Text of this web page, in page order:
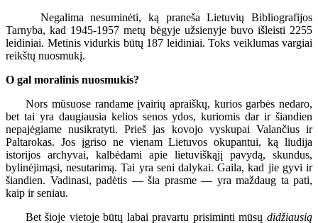
Negalima nesuminėti, ką praneša Lietuvių Bibliografijos
Tarnyba, kad 1945-1957 metų bėgyje užsienyje buvo išleisti 2255
leidiniai. Metinis vidurkis būtų 187 leidiniai. Toks veiklumas vargiai
reikštų nuosmukį.
O gal moralinis nuosmukis?
Nors mūsuose randame įvairių apraiškų, kurios garbės nedaro,
bet tai yra daugiausia kelios senos ydos, kuriomis dar ir šiandien
nepajėgiame nusikratyti. Prieš jas kovojo vyskupai Valančius ir
Paltarokas. Jos įgriso ne vienam Lietuvos okupantui, ką liudija
istorijos archyvai, kalbėdami apie lietuviškąjį pavydą, skundus,
bylinėjimąsi, nesutarimą. Tai yra seni dalykai. Gaila, kad jie gyvi ir
šiandien. Vadinasi, padėtis — šia prasme — yra maždaug ta pati,
kaip ir seniau.
Bet šioje vietoje būtų labai pravartu prisiminti mūsų didžiausią